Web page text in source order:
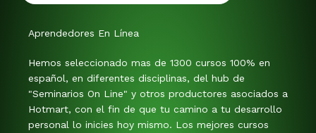
Aprendedores En Línea
Hemos seleccionado mas de 1300 cursos 100% en
español, en diferentes disciplinas, del hub de
"Seminarios On Line" y otros productores asociados a
Hotmart, con el fin de que tu camino a tu desarrollo
personal lo inicies hoy mismo. Los mejores cursos